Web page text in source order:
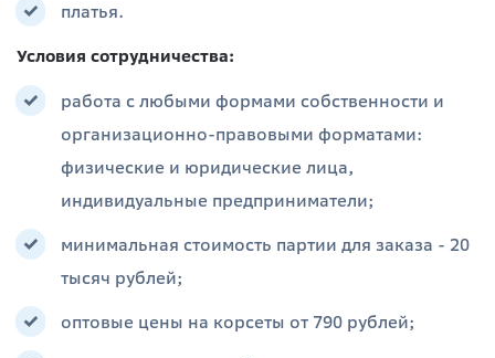
платья.
Условия сотрудничества:
работа с любыми формами собственности и
организационно-правовыми форматами:
физические и юридические лица,
индивидуальные предприниматели;
минимальная стоимость партии для заказа - 20
тысяч рублей;
оптовые цены на корсеты от 790 рублей;